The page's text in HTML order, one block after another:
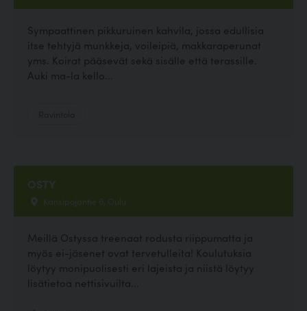
Sympaattinen pikkuruinen kahvila, jossa edullisia
itse tehtyjä munkkeja, voileipiä, makkaraperunat
yms. Koirat pääsevät sekä sisälle että terassille.
Auki ma-la kello...
OSTY
Kansipojantie 6, Oulu
Meillä Ostyssa treenaat rodusta riippumatta ja
myös ei-jäsenet ovat tervetulleita! Koulutuksia
löytyy monipuolisesti eri lajeista ja niistä löytyy
lisätietoa nettisivuilta...